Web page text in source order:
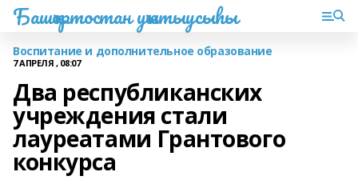
Башҡортостан уҡытыусыһы
Воспитание и дополнительное образование
7 АПРЕЛЯ , 08:07
Два республиканских
учреждения стали
лауреатами Грантового
конкурса